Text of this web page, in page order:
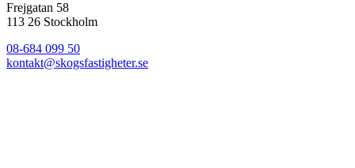
Frejgatan 58
113 26 Stockholm
08-684 099 50
kontakt@skogsfastigheter.se